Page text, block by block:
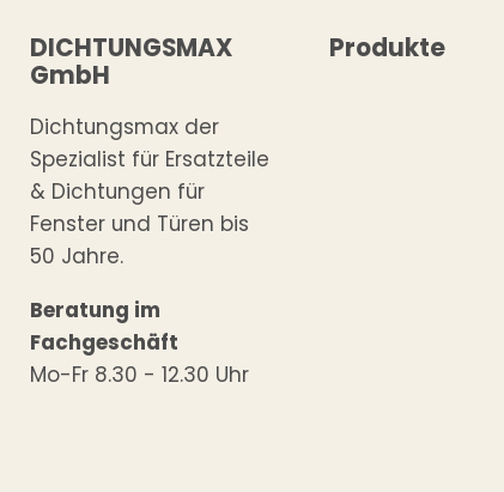
DICHTUNGSMAX
GmbH
Dichtungsmax der
Spezialist für Ersatzteile
& Dichtungen für
Fenster und Türen bis
50 Jahre.
Beratung im
Fachgeschäft
Mo-Fr 8.30 - 12.30 Uhr
Produkte